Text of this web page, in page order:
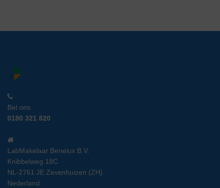
Bel ons
0180 321 820
LabMakelaar Benelux B.V.
Knibbelweg 18C
NL-2761 JE Zevenhuizen (ZH)
Nederland